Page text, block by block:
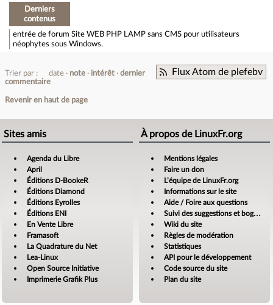
Derniers
contenus
entrée de forum Site WEB PHP LAMP sans CMS pour utilisateurs
néophytes sous Windows.
Flux Atom de plefebv
Trier par : date note intérêt
dernier
commentaire
Revenir en haut de page
Sites amis
Agenda du Libre
April
Éditions D-BookeR
Éditions Diamond
Éditions Eyrolles
Éditions ENI
En Vente Libre
Framasoft
La Quadrature du Net
Lea-Linux
Open Source Initiative
Imprimerie Grafik Plus
À propos de LinuxFr.org
Mentions légales
Faire un don
L’équipe de LinuxFr.org
Informations sur le site
Aide / Foire aux questions
Suivi des suggestions et bogues
Wiki du site
Règles de modération
Statistiques
API pour le développement
Code source du site
Plan du site